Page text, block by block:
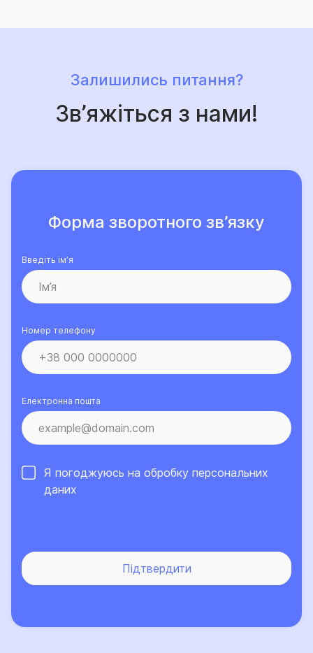
Залишились питання?
Зв’яжіться з нами!
Форма зворотного зв’язку
Введіть ім’я
Номер телефону
Електронна пошта
Я погоджуюсь на обробку персональних
даних
Підтвердити